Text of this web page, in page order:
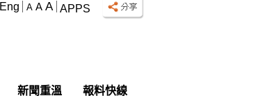
APPS
A A A
Eng
新聞重溫
報料快線